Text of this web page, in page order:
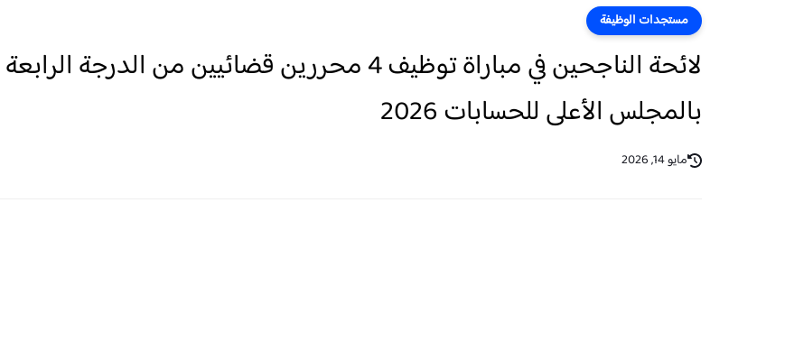
مستجدات الوظيفة
لائحة الناجحين في مباراة توظيف 4 محررين قضائيين من الدرجة الرابعة
بالمجلس الأعلى للحسابات 2026
مايو 14, 2026